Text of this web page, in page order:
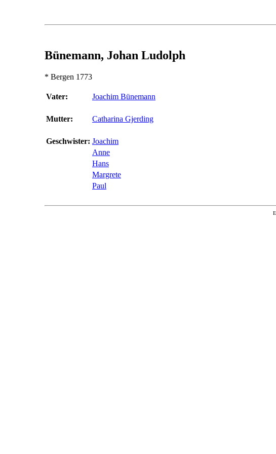
Bünemann, Johan Ludolph
* Bergen 1773
Vater: Joachim Bünemann
Mutter: Catharina Gjerding
Geschwister: Joachim
Anne
Hans
Margrete
Paul